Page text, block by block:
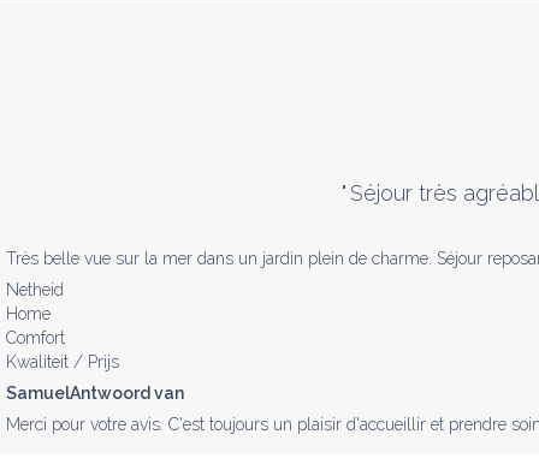
" Séjour très
Très belle vue sur la mer dans un jardin plein de charme. Séjour
Netheid
Home
Comfort
Kwaliteit / Prijs
SamuelAntwoord van
Merci pour votre avis. C'est toujours un plaisir d'accueillir et prendre